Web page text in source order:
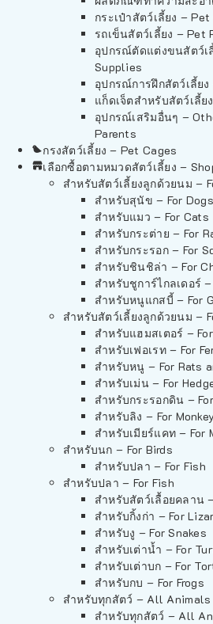
กระเป๋าสัตว์เลี้ยง –
รถเข็นสัตว์เลี้ยง – Pet
อุปกรณ์ตัดแต่งขนสัตว์เ
Supplies
อุปกรณ์การฝึกสัตว์เลี้ย
แก็ดเจ็ตสำหรับสัตว์เลี้ย
อุปกรณ์เสริมอื่นๆ –
Parents
กรงสัตว์เลี้ยง – Pet Cages
เลือกซื้อตามหมวดสัตว์เลี้ยง –
สำหรับสัตว์เลี้ยงลูกด้วยนม –
สำหรับสุนัข – For Dogs
สำหรับแมว – For Cats
สำหรับกระต่าย – For
สำหรับกระรอก – For
สำหรับชินชิล่า – For
สำหรับชูการ์ไกลเดอร์
สำหรับหนูแกสบี้ – For
สำหรับสัตว์เลี้ยงลูกด้วยนม –
สำหรับแฮมสเตอร์ –
สำหรับเฟอเรท – For
สำหรับหนู – For Rats
สำหรับเม่น – For
สำหรับกระรอกดิน –
สำหรับลิง – For
สำหรับเมียร์แคท – For
สำหรับนก – For Birds
สำหรับปลา – For Fish
สำหรับปลา – For Fish
สำหรับสัตว์เลื้อยคลาน
สำหรับกิ้งก่า – For
สำหรับงู – For Snakes
สำหรับเต่าน้ำ – For
สำหรับเต่าบก – For
สำหรับกบ – For Frogs
สำหรับทุกสัตว์ – All Animals
สำหรับทุกสัตว์ – All